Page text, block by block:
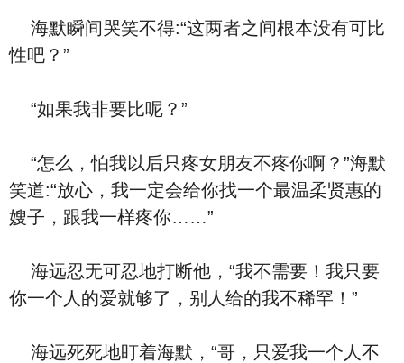
海默瞬间哭笑不得:“这两者之间根本没有可比
性吧？”
“如果我非要比呢？”
“怎么，怕我以后只疼女朋友不疼你啊？”海默
笑道:“放心，我一定会给你找一个最温柔贤惠的
嫂子，跟我一样疼你……”
海远忍无可忍地打断他，“我不需要！我只要
你一个人的爱就够了，别人给的我不稀罕！”
海远死死地盯着海默，“哥，只爱我一个人不